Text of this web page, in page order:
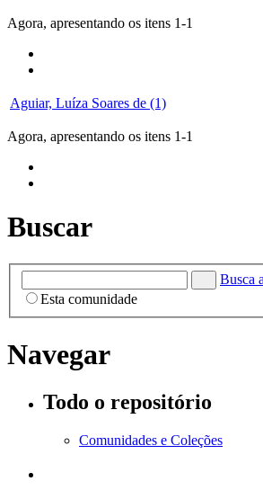
Agora, apresentando os itens 1-1
Aguiar, Luíza Soares de (1)
Agora, apresentando os itens 1-1
Buscar
Busca
Esta comunidade
Navegar
Todo o repositório
Comunidades e Coleções